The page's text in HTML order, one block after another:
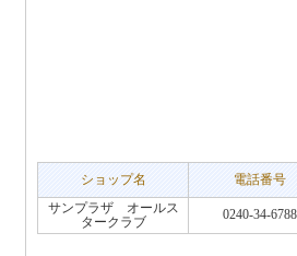
ショップ名
電話番号
サンプラザ オールス
タークラブ
0240-34-6788